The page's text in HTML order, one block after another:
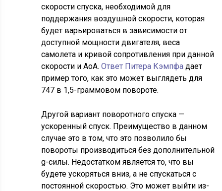
скорости спуска, необходимой для
поддержания воздушной скорости, которая
будет варьироваться в зависимости от
доступной мощности двигателя, веса
самолета и кривой сопротивления при данной
скорости и AoA.Ответ Питера Кэмпфа дает
пример того, как это может выглядеть для
747 в 1,5-граммовом повороте.
Другой вариант поворотного спуска —
ускоренный спуск. Преимущество в данном
случае это в том, что это позволило бы
повороты производиться без дополнительной
g-силы. Недостатком является то, что вы
будете ускоряться вниз, а не спускаться с
постоянной скоростью. Это может выйти из-